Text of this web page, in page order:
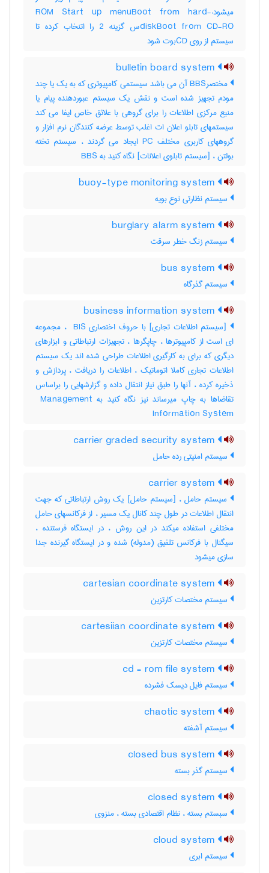
میشود:-ROM Start up menuBoot from hard
diskBoot from CD-ROس گزینه 2 را اتنخاب کرده تا
سیستم از روی CDبوت شود
مختصرBBS آن می باشد سیستمی کامپیوتری که به یک یا چند
مودم تجهیز شده است و نقش یک سیستم عبوردهنده پیام یا
منبع مرکزی اطلاعات را برای گروهی با علائق خاص ایفا می کند
سیستمهای تابلو اعلان ات اغلب توسط عرضه کنندگان نرم افزار و
گروههای کاربری مختلف PC ایجاد می گردند ، سیستم تخته
بولتن ، [سیستم تابلوی اعلانات] نگاه کنید به ‎ BBS
سیستم نظارتی نوع بویه
سیستم زنگ خطر سرقت
سیستم گذرگاه
[سیستم اطلاعات تجاری] با حروف اختصاری ‎ BIS ، مجموعه
ای است از کامپیوترها ، چاپگرها ، تجهیزات ارتباطاتی و ابزارهای
دیگری که برای به کارگیری اطلاعات طراحی شده اند یک سیستم
اطلاعات تجاری کاملا اتوماتیک ، اطلاعات را دریافت ، پردازش و
ذخیره کرده ، آنها را طبق نیاز انتقال داده و گزارشهایی را براساس
تقاضاها به چاپ میرساند نیز نگاه کنید به ‎ Management
Information System
سیستم امنیتی رده حامل
سیستم حامل ، [سیستم حامل] یک روش ارتباطاتی که جهت
انتقال اطلاعات در طول چند کانال یک مسیر ، از فرکانسهای حامل
مختلفی استفاده میکند در این روش ، در ایستگاه فرستنده ،
سیگنال با فرکانس تلفیق (مدوله) شده و در ایستگاه گیرنده جدا
سازی میشود
سیستم مختصات کارتزین
سیستم مختصات کارتزین
سیستم فایل دیسک فشرده
سیستم آشفته
سیستم گذر بسته
سبستم بسته ، نظام اقتصادی بسته ، منزوی
سیستم ابری